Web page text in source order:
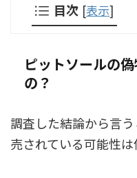
目次 [表示]
ピットソールの
の？
調査した結論から言
売されている可能性は